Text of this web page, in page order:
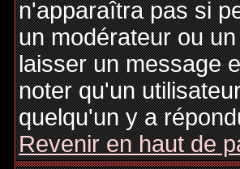
n'apparaîtra pas si
un modérateur ou
laisser un message
noter qu'un
quelqu'un y a
Revenir en haut de